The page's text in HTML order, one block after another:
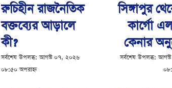
রুচিহীন রাজনৈতিক
বক্তব্যের আড়ালে
কী?
সর্বশেষ উপলব্ধ:আগস্ট ০৭, ২০২৬
০৮:৫০ অপরাহ্ন
সিঙ্গাপুর
কার্গো
কেনার
সর্বশেষ উপলব্ধ: